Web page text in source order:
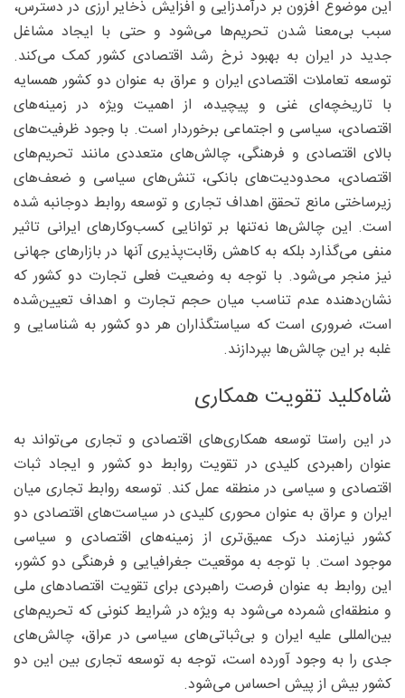
این موضوع افزون بر درآمدزایی و افزایش ذخایر ارزی در دسترس،
سبب بی‌معنا شدن تحریم‌ها می‌شود و حتی با ایجاد مشاغل
جدید در ایران به بهبود نرخ رشد اقتصادی کشور کمک می‌کند.
توسعه تعاملات اقتصادی ایران و عراق به عنوان دو کشور همسایه
با تاریخچه‌ای غنی و پیچیده، از اهمیت ویژه در زمینه‌های
اقتصادی، سیاسی و اجتماعی برخوردار است. با وجود ظرفیت‌های
بالای اقتصادی و فرهنگی، چالش‌های متعددی مانند تحریم‌های
اقتصادی، محدودیت‌های بانکی، تنش‌های سیاسی و ضعف‌های
زیرساختی مانع تحقق اهداف تجاری و توسعه روابط دوجانبه شده
است. این چالش‌ها نه‌تنها بر توانایی کسب‌وکارهای ایرانی تاثیر
منفی می‌گذارد بلکه به کاهش رقابت‌پذیری آنها در بازارهای جهانی
نیز منجر می‌شود. با توجه به وضعیت فعلی تجارت دو کشور که
نشان‌دهنده عدم تناسب میان حجم تجارت و اهداف تعیین‌شده
است، ضروری است که سیاستگذاران هر دو کشور به شناسایی و
غلبه بر این چالش‌ها بپردازند.
شاه‌کلید تقویت همکاری
در این راستا توسعه همکاری‌های اقتصادی و تجاری می‌تواند به
عنوان راهبردی کلیدی در تقویت روابط دو کشور و ایجاد ثبات
اقتصادی و سیاسی در منطقه عمل کند. توسعه روابط تجاری میان
ایران و عراق به عنوان محوری کلیدی در سیاست‌های اقتصادی دو
کشور نیازمند درک عمیق‌تری از زمینه‌های اقتصادی و سیاسی
موجود است. با توجه به موقعیت جغرافیایی و فرهنگی دو کشور،
این روابط به عنوان فرصت راهبردی برای تقویت اقتصادهای ملی
و منطقه‌ای شمرده می‌شود به ویژه در شرایط کنونی که تحریم‌های
بین‌المللی علیه ایران و بی‌ثباتی‌های سیاسی در عراق، چالش‌های
جدی را به وجود آورده است، توجه به توسعه تجاری بین این دو
کشور بیش از پیش احساس می‌شود.